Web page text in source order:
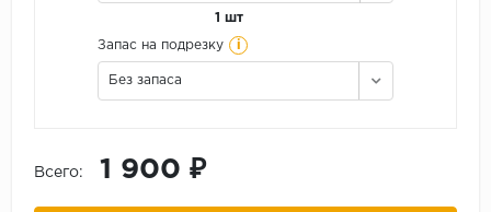
1 шт
Запас на подрезку i
Без запаса
Всего: 1 900 ₽